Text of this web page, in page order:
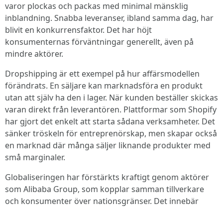
varor plockas och packas med minimal mänsklig
inblandning. Snabba leveranser, ibland samma dag, har
blivit en konkurrensfaktor. Det har höjt
konsumenternas förväntningar generellt, även på
mindre aktörer.
Dropshipping är ett exempel på hur affärsmodellen
förändrats. En säljare kan marknadsföra en produkt
utan att själv ha den i lager. När kunden beställer skickas
varan direkt från leverantören. Plattformar som Shopify
har gjort det enkelt att starta sådana verksamheter. Det
sänker tröskeln för entreprenörskap, men skapar också
en marknad där många säljer liknande produkter med
små marginaler.
Globaliseringen har förstärkts kraftigt genom aktörer
som Alibaba Group, som kopplar samman tillverkare
och konsumenter över nationsgränser. Det innebär